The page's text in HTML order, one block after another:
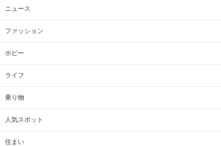
ニュース
ファッション
ホビー
ライフ
乗り物
人気スポット
住まい